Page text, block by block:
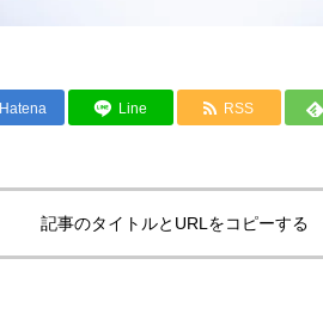
Hatena Line RSS
記事のタイトルとURLをコピーする